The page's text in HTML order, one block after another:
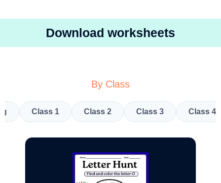
Download worksheets
By Class
Class 1 Class 2 Class 3 Class 4